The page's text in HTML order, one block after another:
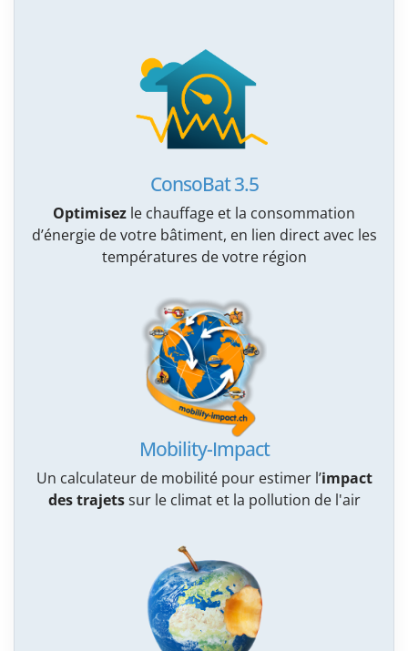
ConsoBat 3.5
Optimisez le chauffage et la consommation
d’énergie de votre bâtiment, en lien direct avec les
températures de votre région
Mobility-Impact
Un calculateur de mobilité pour estimer l’impact
des trajetssur le climat et la pollution de l'air